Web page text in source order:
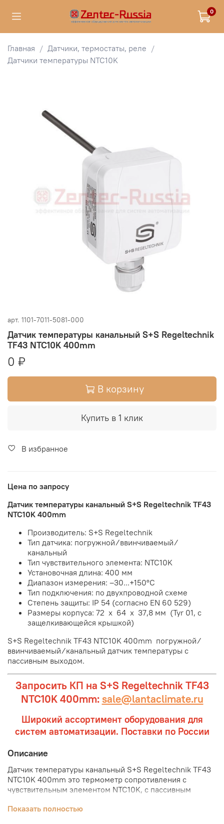
0
Главная
Датчики, термостаты, реле
Датчики температуры NTC10K
арт. 1101-7011-5081-000
Датчик температуры канальный S+S Regeltechnik
TF43 NTC10K 400mm
0 ₽
В корзину
Купить в 1 клик
В избранное
Цена по запросу
Датчик температуры канальный S+S Regeltechnik TF43
NTC10K 400mm
Производитель: S+S Regeltechnik
Тип датчика: погружной ⁄ ввинчиваемый ⁄
канальный
Тип чувствительного элемента: NTC10K
Установочная длина: 400 мм
Диапазон измерения: –30...+150°С
Тип подключения: по двухпроводной схеме
Степень защиты: IP 54 (согласно EN 60 529)
Размеры корпуса: 72 x 64 x 37,8 мм (Tyr 01, с
защелкивающейся крышкой)
S+S Regeltechnik TF43 NTC10K 400mm погружной ⁄
ввинчиваемый ⁄ канальный датчик температуры с
пассивным выходом.
Запросить КП на S+S Regeltechnik TF43
NTC10K 400mm: sale@lantaclimate.ru
Широкий ассортимент оборудования для
систем автоматизации. Поставки по России
Описание
Датчик температуры канальный S+S Regeltechnik TF43
NTC10K 400mm это термометр сопротивления с
чувствительным элементом NTC10K, с пассивным
защелкивающейся крышкой (степень защиты IP 54), и
Показать полностью